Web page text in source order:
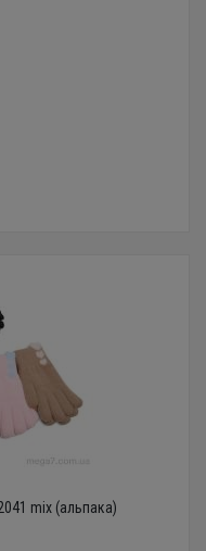
mix (альпака)